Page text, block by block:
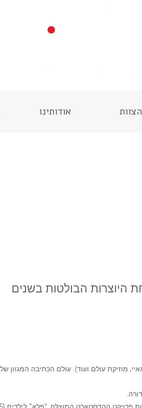
הצוות אודותינו
היוצרות הבולטות בשנים
מוזיקת עולם ועוד). עולם הכתיבה המגוון